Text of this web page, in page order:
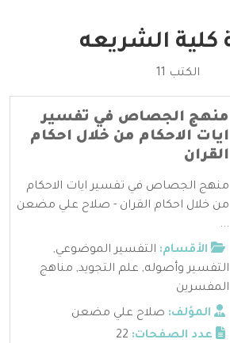
كلية الشريعه
الكتب 11
منهج الجصاص في تفسير
ايات الاحكام من خلال احكام
القران
منهج الجصاص في تفسير ايات الاحكام
من خلال احكام القران - صلاح علي مضعن
...
الأقسام: التفسير الموضوعي,
التفسير وأصوله, علم التجويد, مناهج
المفسرين
المؤلف: صلاح علي مضعن
عدد الصفحات: